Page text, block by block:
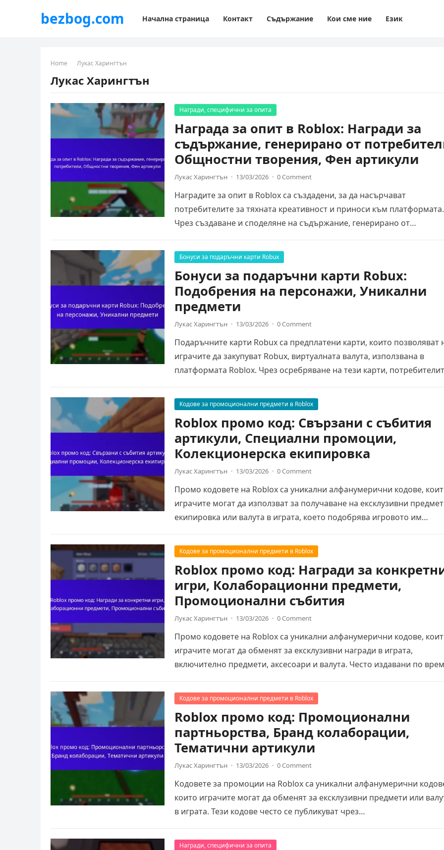
bezbog.com Начална страница Контакт Съдържание Кои сме ние Език
Home Лукас Харингтън
Лукас Харингтън
Награди, специфични за опита
Награда за опит в Roblox: Награди за
съдържание, генерирано от
Общностни творения, Фен артикули
Лукас Харингтън · 13/03/2026 · 0 Comment
Наградите за опит в Roblox са създадени, за да насърчават
потребителите за тяхната креативност и приноси към платформата.
Чрез създаване и споделяне на съдържание, генерирано от
Бонуси за подаръчни карти Robux
Бонуси за подаръчни карти Robux:
Подобрения на персонажи, Уникални
предмети
Лукас Харингтън · 13/03/2026 · 0 Comment
Подаръчните карти Robux са предплатени карти, които позволяват
играчите да закупуват Robux, виртуалната валута, използвана в
платформата Roblox. Чрез осребряване на тези карти,
Кодове за промоционални предмети в Roblox
Roblox промо код: Свързани с събития
артикули, Специални промоции,
Колекционерска екипировка
Лукас Харингтън · 13/03/2026 · 0 Comment
Промо кодовете на Roblox са уникални алфанумерични кодове,
играчите могат да използват за получаване на ексклузивни
екипировка или валута в играта, което подобрява игровото им…
Кодове за промоционални предмети в Roblox
Roblox промо код: Награди за
игри, Колаборационни предмети,
Промоционални събития
Лукас Харингтън · 13/03/2026 · 0 Comment
Промо кодовете на Roblox са уникални алфанумерични кодове,
играчите могат да обменят за ексклузивни награди в играта,
включително предмети, аксесоари и валута. Често издавани по
Кодове за промоционални предмети в Roblox
Roblox промо код: Промоционални
партньорства, Бранд колаборации,
Тематични артикули
Лукас Харингтън · 13/03/2026 · 0 Comment
Кодовете за промоции на Roblox са уникални алфанумерични
които играчите могат да обменят за ексклузивни предмети или
в играта. Тези кодове често се публикуват чрез…
Награди, специфични за опита